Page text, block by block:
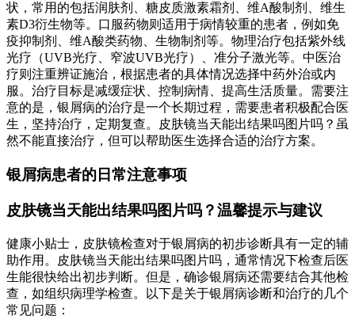
状，常用的包括润肤剂、糖皮质激素霜剂、维A酸制剂、维生
素D3衍生物等。口服药物则适用于病情较重的患者，例如免
疫抑制剂、维A酸类药物、生物制剂等。物理治疗包括紫外线
光疗（UVB光疗、窄波UVB光疗）、准分子激光等。中医治
疗则注重辨证施治，根据患者的具体情况选择中药外治或内
服。治疗目标是减缓症状、控制病情、提高生活质量。需要注
意的是，银屑病的治疗是一个长期过程，需要患者积极配合医
生，坚持治疗，定期复查。皮肤镜当天能出结果吗图片吗？虽
然不能直接治疗，但可以帮助医生选择合适的治疗方案。
银屑病患者的日常注意事项
皮肤镜当天能出结果吗图片吗？温馨提示与建议
健康小贴士，皮肤镜检查对于银屑病的初步诊断具有一定的辅
助作用。皮肤镜当天能出结果吗图片吗，通常情况下检查后医
生能很快给出初步判断。但是，确诊银屑病还需要结合其他检
查，如组织病理学检查。以下是关于银屑病诊断和治疗的几个
常见问题：